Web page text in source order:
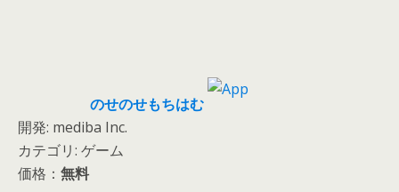
のせのせもちはむ
開発: mediba Inc.
カテゴリ: ゲーム
価格： 無料